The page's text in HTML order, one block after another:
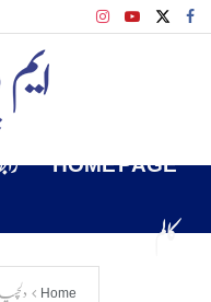
HOME PAGE
کالم
Home